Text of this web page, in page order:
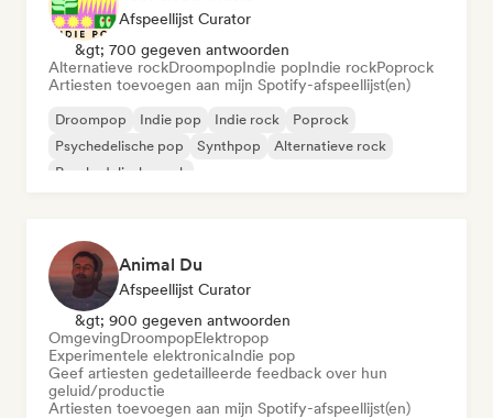
Afspeellijst Curator
&gt; 700 gegeven antwoorden
Alternatieve rockDroompopIndie popIndie rockPoprock
Artiesten toevoegen aan mijn Spotify-afspeellijst(en)
Droompop Indie pop Indie rock
Poprock
Psychedelische pop
Synthpop
Alternatieve rock
Psychedelische rock
Animal Du
Afspeellijst Curator
&gt; 900 gegeven antwoorden
OmgevingDroompopElektropop
Experimentele elektronicaIndie pop
Geef artiesten gedetailleerde feedback over hun
geluid/productie
Artiesten toevoegen aan mijn Spotify-afspeellijst(en)